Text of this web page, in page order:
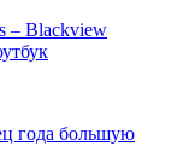
– Blackview
года большую